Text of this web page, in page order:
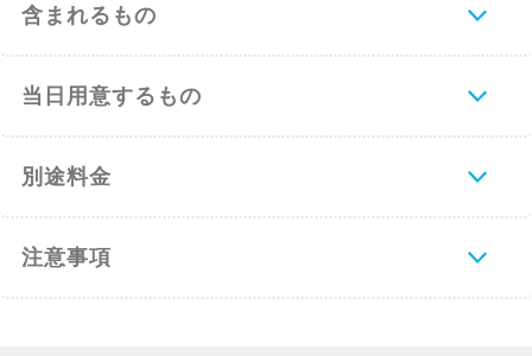
含まれるもの
当日用意するもの
別途料金
注意事項